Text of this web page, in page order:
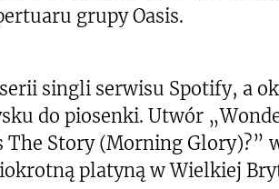
grupy Oasis.
singli serwisu Spotify, a
do piosenki. Utwór
The Story (Morning Glory)?”
platyną w Wielkiej